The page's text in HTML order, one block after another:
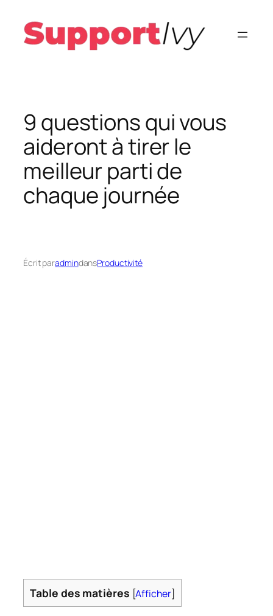
contenu
9 questions qui vous
aideront à tirer le
meilleur parti de
chaque journée
Écrit paradmindansProductivité
Table des matières [Afficher]